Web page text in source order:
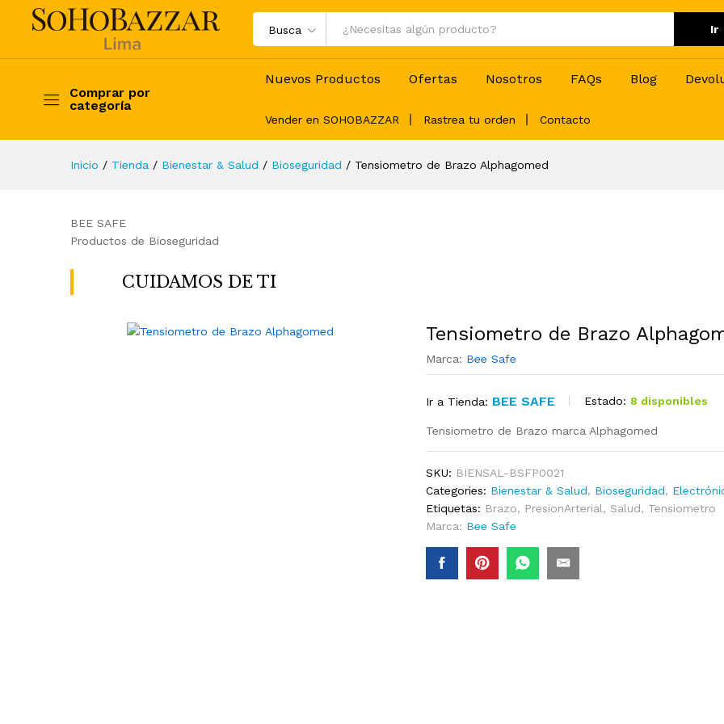
Busca Ir
Comprar por
categoría
Nuevos Productos Ofertas Nosotros FAQs Blog
Vender en SOHOBAZZAR Rastrea tu orden Contacto
Inicio / Tienda / Bienestar & Salud / Bioseguridad / Tensiometro de Brazo Alphagomed
BEE SAFE
Productos de Bioseguridad
CUIDAMOS DE TI
Tensiometro de Brazo
Marca: Bee Safe
Ir a Tienda: BEE SAFE Estado: 8 disponibles
Tensiometro de Brazo marca Alphagomed
SKU: BIENSAL-BSFP0021
Categories: Bienestar & Salud, Bioseguridad,
Etiquetas: Brazo, PresionArterial, Salud, Tensiometro
Marca: Bee Safe
Tensiometro de Brazo Alphagomed
Descripción